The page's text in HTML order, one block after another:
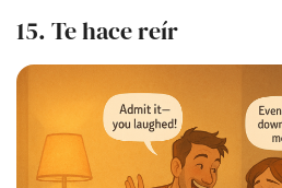
15. Te hace reír